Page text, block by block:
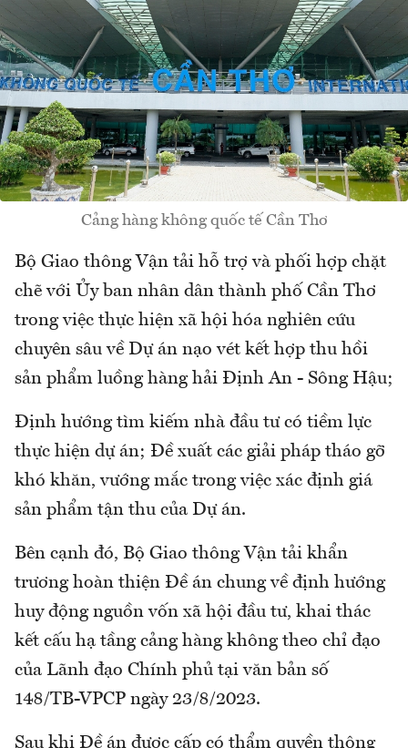
Cảng hàng không quốc tế Cần Thơ
Bộ Giao thông Vận tải hỗ trợ và phối hợp chặt
chẽ với Ủy ban nhân dân thành phố Cần Thơ
trong việc thực hiện xã hội hóa nghiên cứu
chuyên sâu về Dự án nạo vét kết hợp thu hồi
sản phẩm luồng hàng hải Định An - Sông Hậu;
Định hướng tìm kiếm nhà đầu tư có tiềm lực
thực hiện dự án; Đề xuất các giải pháp tháo gỡ
khó khăn, vướng mắc trong việc xác định giá
sản phẩm tận thu của Dự án.
Bên cạnh đó, Bộ Giao thông Vận tải khẩn
trương hoàn thiện Đề án chung về định hướng
huy động nguồn vốn xã hội đầu tư, khai thác
kết cấu hạ tầng cảng hàng không theo chỉ đạo
của Lãnh đạo Chính phủ tại văn bản số
148/TB-VPCP ngày 23/8/2023.
Sau khi Đề án được cấp có thẩm quyền thông